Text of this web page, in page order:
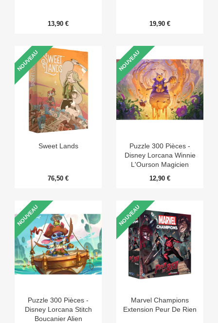
13,90 € 19,90 €
Sweet Lands
76,50 €
NOUVEAU
Puzzle 300 Pièces -
Disney Lorcana Winnie
L'Ourson Magicien
12,90 €
NOUVEAU
Puzzle 300 Pièces -
Disney Lorcana Stitch
Boucanier Alien
NOUVEAU
Marvel Champions
Extension Peur De Rien
NOUVEAU